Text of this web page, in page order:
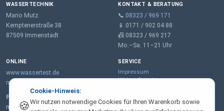
🍪
Cookie-Hinweis:
Wir nutzen notwendige Cookies für Ihren Warenkorb sowie
WASSERTECHNIK
Mario Mutz
Kemptenerstraße 38
87509 Immenstadt
KONTAKT & BERATUNG
📞 08323 / 969 171
📱 0171 / 902 04 88
📠 08323 / 969 217
Mo.–Sa. 11–21 Uhr
ONLINE
www.wassertest.de
mail@wassertest.de
Partner:
m-wt.de – Wasserenthärtung
SERVICE
Impressum
Widerrufsrecht
AGB